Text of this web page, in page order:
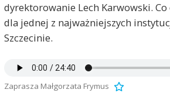
dyrektorowanie Lech Karwowski. Co
dla jednej z najważniejszych
Szczecinie.
Zaprasza Małgorzata Frymus